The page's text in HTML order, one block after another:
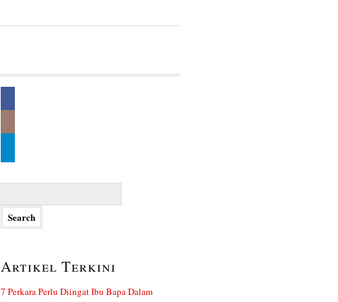
Artikel Terkini
7 Perkara Perlu Diingat Ibu Bapa Dalam